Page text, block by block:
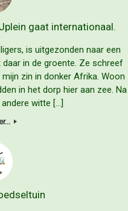
gaat internationaal.
is uitgezonden naar een
in de groente. Ze schreef
zin in donker Afrika. Woon
in het dorp hier aan zee. Na
witte […]